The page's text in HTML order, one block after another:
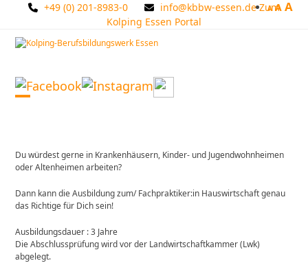
+49 (0) 201-8983-0 info@kbbw-essen.de Zum
Kolping Essen Portal
A A A
menu
menu
Du würdest gerne in Krankenhäusern, Kinder- und Jugendwohnheimen
oder Altenheimen arbeiten?
Dann kann die Ausbildung zum/ Fachpraktiker:in Hauswirtschaft genau
das Richtige für Dich sein!
Ausbildungsdauer : 3 Jahre
Die Abschlussprüfung wird vor der Landwirtschaftkammer (Lwk)
abgelegt.